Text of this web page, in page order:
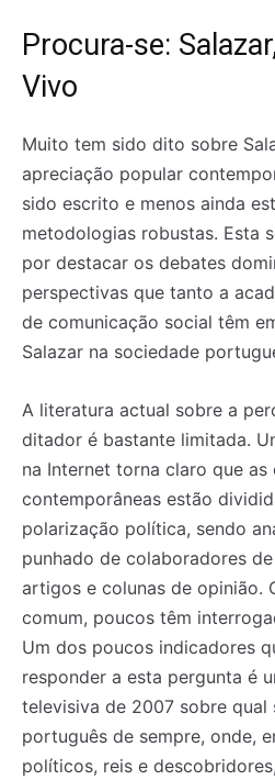
Procura-se:
Vivo
Muito tem sido dito sobre
apreciação popular
sido escrito e menos ainda
metodologias robustas. Esta
por destacar os debates
perspectivas que tanto a
de comunicação social têm
Salazar na sociedade
A literatura actual sobre a
ditador é bastante limitada.
na Internet torna claro que as
contemporâneas estão
polarização política, sendo
punhado de colaboradores
artigos e colunas de opinião.
comum, poucos têm
Um dos poucos indicadores
responder a esta pergunta é
televisiva de 2007 sobre qual
português de sempre, onde,
políticos, reis e